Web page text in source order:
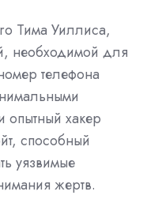
Тима Уиллиса,
необходимой для
телефона
хакер
способный
уязвимые
жертв.